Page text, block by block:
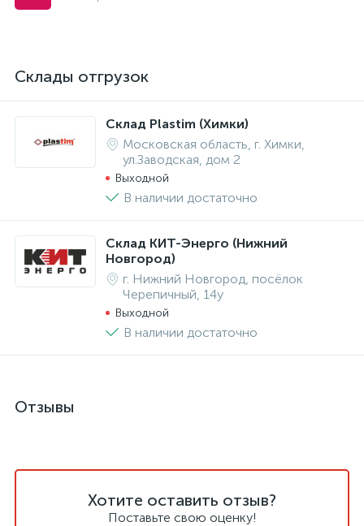
Склады отгрузок
Склад Plastim (Химки)
Московская область, г. Химки,
ул.Заводская, дом 2
Выходной
В наличии достаточно
Склад КИТ-Энерго (Нижний
Новгород)
г. Нижний Новгород, посёлок
Черепичный, 14у
Выходной
В наличии достаточно
Отзывы
Хотите оставить отзыв?
Поставьте свою оценку!